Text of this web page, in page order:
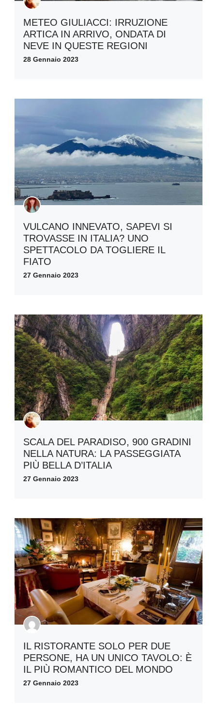
METEO GIULIACCI: IRRUZIONE
ARTICA IN ARRIVO, ONDATA DI
NEVE IN QUESTE REGIONI
28 Gennaio 2023
VULCANO INNEVATO, SAPEVI SI
TROVASSE IN ITALIA? UNO
SPETTACOLO DA TOGLIERE IL
FIATO
27 Gennaio 2023
SCALA DEL PARADISO, 900 GRADINI
NELLA NATURA: LA PASSEGGIATA
PIÙ BELLA D’ITALIA
27 Gennaio 2023
IL RISTORANTE SOLO PER DUE
PERSONE, HA UN UNICO TAVOLO: È
IL PIÙ ROMANTICO DEL MONDO
27 Gennaio 2023